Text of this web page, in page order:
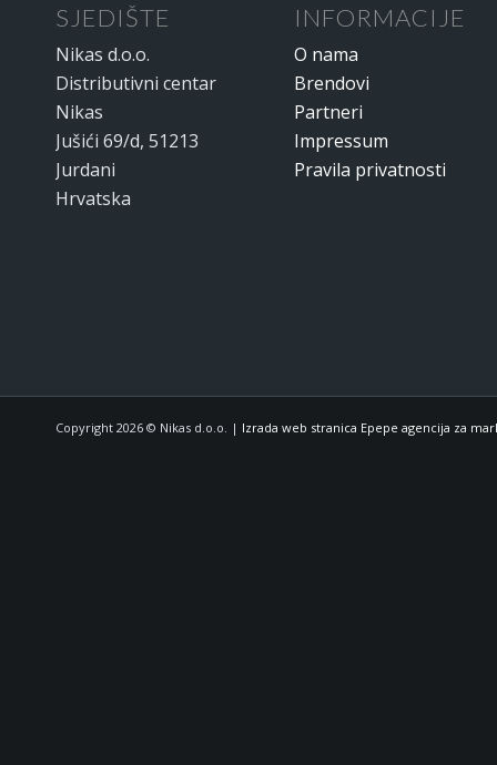
SJEDIŠTE
Nikas d.o.o.
Distributivni centar
Nikas
Jušići 69/d, 51213
Jurdani
Hrvatska
INFORMACIJE
O nama
Brendovi
Partneri
Impressum
Pravila privatnosti
Copyright 2026 © Nikas d.o.o. | Izrada web stranica Epepe agencija za